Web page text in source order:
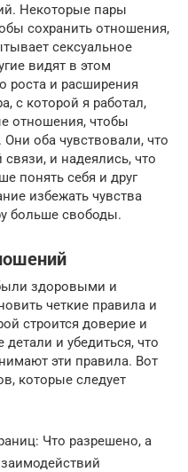
Некоторые пары
сохранить отношения,
сексуальное
видят в этом
роста и расширения
с которой я работал,
отношения, чтобы
Они оба чувствовали, что
и надеялись, что
понять себя и друг
избежать чувства
больше свободы.
здоровыми и
четкие правила и
строится доверие и
и убедиться, что
эти правила. Вот
которые следует
Что разрешено, а